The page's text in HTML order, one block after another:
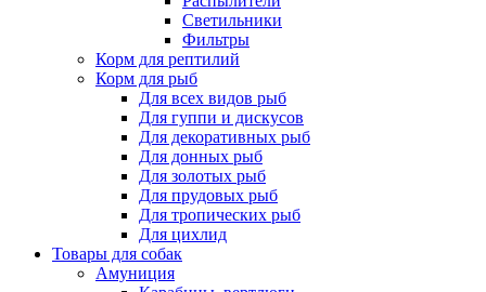
Светильники
Фильтры
Корм для рептилий
Корм для рыб
Для всех видов рыб
Для гуппи и дискусов
Для декоративных рыб
Для донных рыб
Для золотых рыб
Для прудовых рыб
Для тропических рыб
Для цихлид
Товары для собак
Амуниция